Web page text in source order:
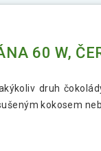
60 W,
druh
kokosem